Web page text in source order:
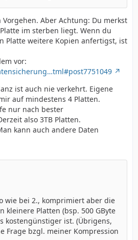
Vorgehen. Aber Achtung: Du merkst
im sterben liegt. Wenn du
Platte weitere Kopien anfertigst, ist
vor:
ist auch nie verkehrt. Eigene
auf mindestens 4 Platten.
nur nach bester
also 3TB Platten.
kann auch andere Daten
wie bei 2., komprimiert aber die
kleinere Platten (bsp. 500 GByte
kostengünstiger ist. (Übrigens,
Frage bzgl. meiner Kompression